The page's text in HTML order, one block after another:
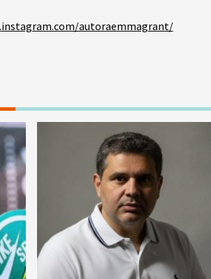
instagram.com/autoraemmagrant/